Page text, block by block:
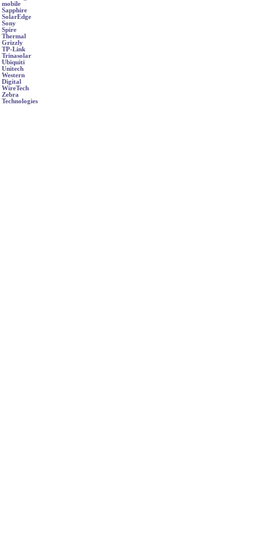
mobile
Sapphire
SolarEdge
Sony
Spire
Thermal
Grizzly
TP-Link
Trinasolar
Ubiquiti
Unitech
Western
Digital
WireTech
Zebra
Technologies